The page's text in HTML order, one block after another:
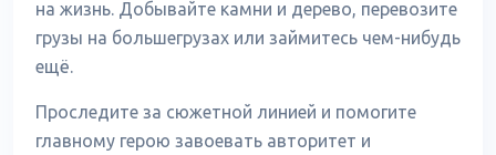
на жизнь. Добывайте камни и дерево, перевозите
грузы на большегрузах или займитесь чем-нибудь
ещё.
Проследите за сюжетной линией и помогите
главному герою завоевать авторитет и